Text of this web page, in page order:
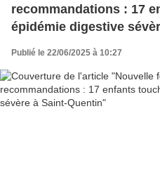
recommandations : 17
épidémie digestive
Publié le 22/06/2025 à 10:27